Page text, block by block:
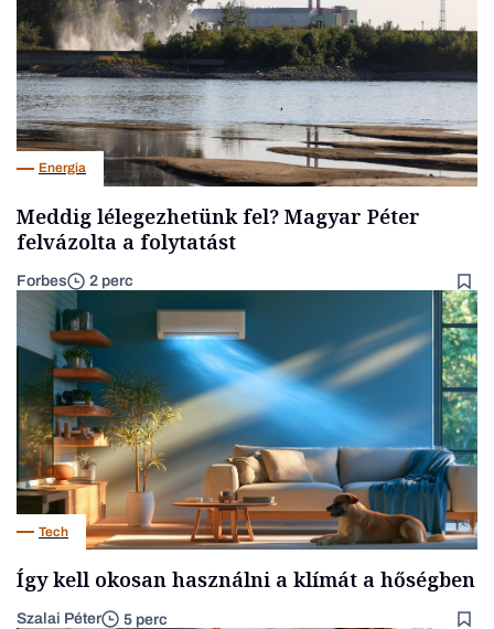
Energia
Meddig lélegezhetünk fel? Magyar Péter
felvázolta a folytatást
Forbes 2 perc
Tech
Így kell okosan használni a klímát a hőségben
Szalai Péter 5 perc